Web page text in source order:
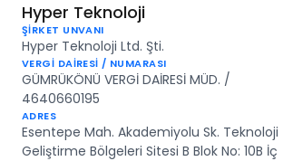
Hyper Teknoloji
ŞİRKET UNVANI
Hyper Teknoloji Ltd. Şti.
VERGİ DAİRESİ / NUMARASI
GÜMRÜKÖNÜ VERGİ DAİRESİ MÜD. /
4640660195
ADRES
Esentepe Mah. Akademiyolu Sk. Teknoloji
Geliştirme Bölgeleri Sitesi B Blok No: 10B İç